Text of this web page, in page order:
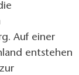
Auf einer
entstehen